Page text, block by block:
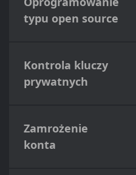
typu open source
Kontrola kluczy
prywatnych
Zamrożenie
konta